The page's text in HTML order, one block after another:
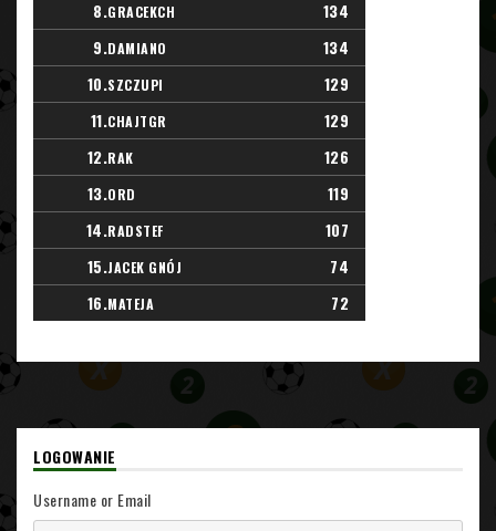
8.GRACEKCH
134
9.DAMIANO
134
10.SZCZUPI
129
11.CHAJTGR
129
12.RAK
126
13.ORD
119
14.RADSTEF
107
15.JACEK GNÓJ
74
16.MATEJA 72
LOGOWANIE
Username or Email